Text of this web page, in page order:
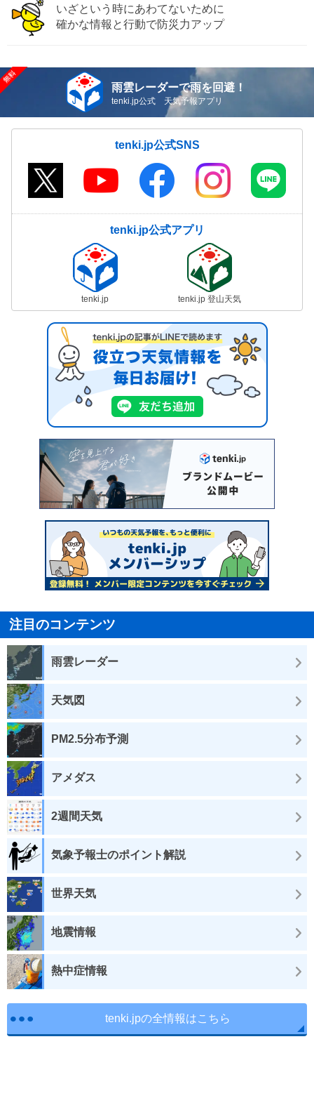
いざという時にあわてないために
確かな情報と行動で防災力アップ
雨雲レーダーで雨を回避！
tenki.jp公式 天気予報アプリ
tenki.jp公式SNS
tenki.jp公式アプリ
tenki.jp tenki.jp 登山天気
注目のコンテンツ
雨雲レーダー
天気図
PM2.5分布予測
アメダス
2週間天気
気象予報士のポイント解説
世界天気
地震情報
熱中症情報
tenki.jpの全情報はこちら